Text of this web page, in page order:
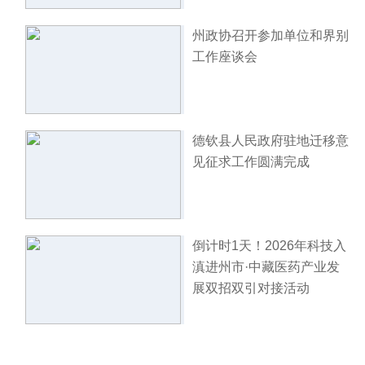
州政协召开参加单位和界别
工作座谈会
德钦县人民政府驻地迁移意
见征求工作圆满完成
倒计时1天！2026年科技入
滇进州市·中藏医药产业发
展双招双引对接活动